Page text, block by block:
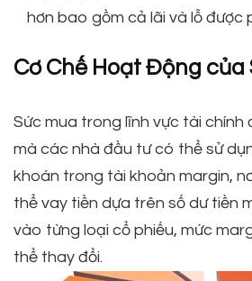
hơn bao gồm cả lãi và lỗ được
Cơ Chế Hoạt Động của
Sức mua trong lĩnh vực tài chính
mà các nhà đầu tư có thể sử
khoán trong tài khoản margin,
thể vay tiền dựa trên số dư tiền
vào từng loại cổ phiếu, mức
thể thay đổi.